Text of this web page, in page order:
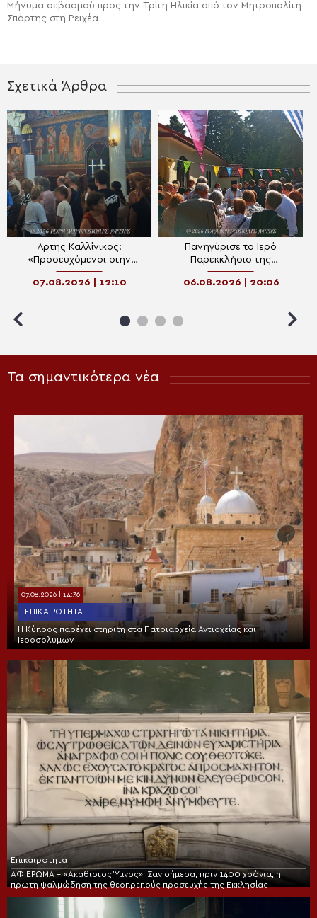
Μήνυμα σεβασμού προς την Τρίτη Ηλικία από τον Μητροπολίτη
Σπάρτης στη Ρειχέα
Σχετικά Άρθρα
Άρτης Καλλίνικος:
«Προσευχόμενοι στην
Παναγία, συναντάμε τον
Χριστό»
07.08.2026 | 12:10
Πανηγύρισε το Ιερό
Παρεκκλήσιο της
Μεταμορφώσεως στις
Κατασκηνώσεις Αρρένων
06.08.2026 | 20:06
Τα σημαντικότερα νέα
07.08.2026 | 14:36
ΕΠΙΚΑΙΡΌΤΗΤΑ
Η Κύπρος παρέχει στήριξη στα Πατριαρχεία Αντιοχείας και
Ιεροσολύμων
Επικαιρότητα
ΑΦΙΕΡΩΜΑ – «Ακάθιστος Ύμνος»: Σαν σήμερα, πριν 1400 χρόνια, η
πρώτη ψαλμώδηση της θεοπρεπούς προσευχής της Εκκλησίας